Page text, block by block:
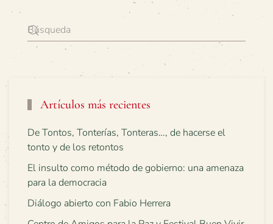
Artículos más recientes
De Tontos, Tonterías, Tonteras…, de hacerse el
tonto y de los retontos
El insulto como método de gobierno: una amenaza
para la democracia
Diálogo abierto con Fabio Herrera